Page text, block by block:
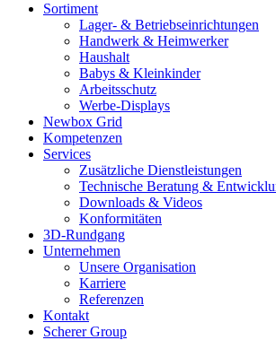
Sortiment
Lager- & Betriebs­einrichtungen
Handwerk & Heimwerker
Haushalt
Babys & Kleinkinder
Arbeitsschutz
Werbe-Displays
Newbox Grid
Kompetenzen
Services
Zusätzliche Dienstleistungen
Technische Beratung &
Downloads & Videos
Konformitäten
3D-Rundgang
Unternehmen
Unsere Organisation
Karriere
Referenzen
Kontakt
Scherer Group